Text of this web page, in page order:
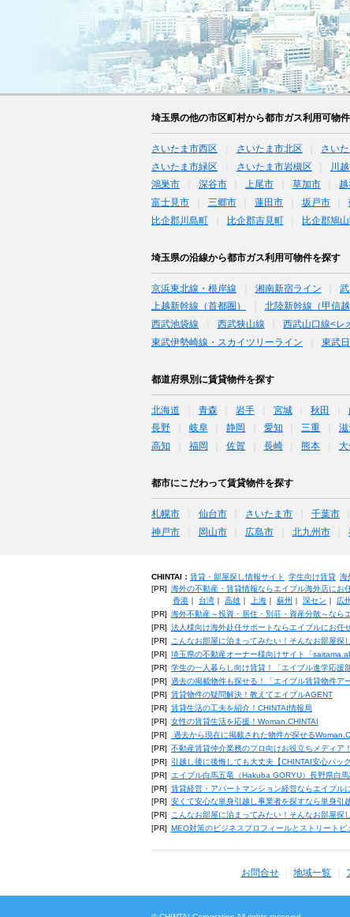
埼玉県の他の市区町村から都市ガス利用可物
さいたま市西区 さいたま市北区 さい
さいたま市緑区
さいたま市岩槻区 川
鴻巣市
深谷市 上尾市 草加市
富士見市
三郷市 蓮田市 坂戸市
比企郡川島町
比企郡吉見町 比企郡鳩
埼玉県の沿線から都市ガス利用可物件を探す
京浜東北線・根岸線 湘南新宿ライン
上越新幹線（首都圏）
北陸新幹線（甲信越
西武池袋線
西武狭山線 西武山口線<レ
東武伊勢崎線・スカイツリーライン
東武
都道府県別に賃貸物件を探す
北海道 青森 岩手 宮城 秋田
長野
岐阜 静岡 愛知 三重 滋
高知
福岡 佐賀 長崎 熊本 大
都市にこだわって賃貸物件を探す
札幌市 仙台市 さいたま市 千葉市
神戸市
岡山市 広島市 北九州市
CHINTAI： 賃貸・部屋探し情報サイト 学生向け賃貸 海
[PR] 海外の不動産・賃貸情報ならエイブル海外店にお
香港｜ 台湾｜ 高雄｜ 上海｜ 蘇州 ｜ 深セン ｜ 広州
[PR] 海外不動産～投資・居住・別荘・資産分散～なら
[PR] 法人様向け海外赴任サポートならエイブルにお任
[PR]
こんなお部屋に泊まってみたい！そんなお部屋探
[PR] 埼玉県の不動産オーナー様向けサイト「
[PR] 学生の一人暮らし向け賃貸！「エイブル進学応援部
[PR] 過去の掲載物件も探せる！「エイブル賃貸物件ア
[PR] 賃貸物件の疑問解決！教えてエイブルAGENT
[PR] 賃貸生活の工夫を紹介！CHINTAI情報局
[PR] 女性の賃貸生活を応援！Woman.CHINTAI
[PR]
過去から現在に掲載された物件が探せる
[PR] 不動産賃貸仲介業務のプロ向けお役立ちメディア
[PR]
引越し後に後悔しても大丈夫【CHINTAI安心パッ
[PR]
エイブル白馬五竜（Hakuba GORYU）長野県白
[PR] 賃貸経営・アパートマンション経営ならエイブル
[PR] 安くて安心な単身引越し事業者を探すなら単身引
[PR]
こんなお部屋に泊まってみたい！そんなお部屋探
[PR]
MEO対策のビジネスプロフィールとストリート
お問合せ 地域一覧